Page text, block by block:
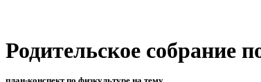
Родительское собрание